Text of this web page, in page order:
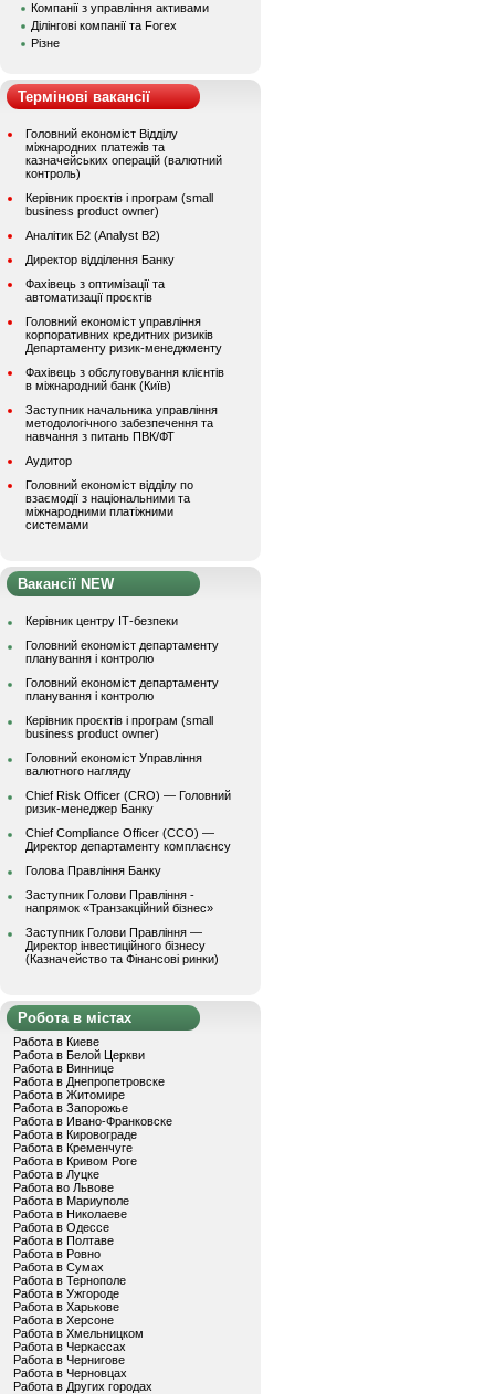
Компанії з управління активами
Ділінгові компанії та Forex
Різне
Термінові вакансії
Головний економіст Відділу
міжнародних платежів та
казначейських операцій (валютний
контроль)
Керівник проєктів і програм (small
business product owner)
Аналітик Б2 (Analyst B2)
Директор відділення Банку
Фахівець з оптимізації та
автоматизації проєктів
Головний економіст управління
корпоративних кредитних ризиків
Департаменту ризик-менеджменту
Фахівець з обслуговування клієнтів
в міжнародний банк (Київ)
Заступник начальника управління
методологічного забезпечення та
навчання з питань ПВК/ФТ
Аудитор
Головний економіст відділу по
взаємодії з національними та
міжнародними платіжними
системами
Вакансії NEW
Керівник центру ІТ-безпеки
Головний економіст департаменту
планування і контролю
Головний економіст департаменту
планування і контролю
Керівник проєктів і програм (small
business product owner)
Головний економіст Управління
валютного нагляду
Chief Risk Officer (CRO) — Головний
ризик-менеджер Банку
Chief Compliance Officer (CCO) —
Директор департаменту комплаєнсу
Голова Правління Банку
Заступник Голови Правління -
напрямок «Транзакційний бізнес»
Заступник Голови Правління —
Директор інвестиційного бізнесу
(Казначейство та Фінансові ринки)
Робота в містах
Работа в Киеве
Работа в Белой Церкви
Работа в Виннице
Работа в Днепропетровске
Работа в Житомире
Работа в Запорожье
Работа в Ивано-Франковске
Работа в Кировограде
Работа в Кременчуге
Работа в Кривом Роге
Работа в Луцке
Работа во Львове
Работа в Мариуполе
Работа в Николаеве
Работа в Одессе
Работа в Полтаве
Работа в Ровно
Работа в Сумах
Работа в Тернополе
Работа в Ужгороде
Работа в Харькове
Работа в Херсоне
Работа в Хмельницком
Работа в Черкассах
Работа в Чернигове
Работа в Черновцах
Работа в Других городах